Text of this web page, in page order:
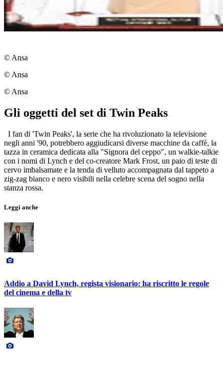
© Ansa
© Ansa
© Ansa
Gli oggetti del set di Twin Peaks
I fan di 'Twin Peaks', la serie che ha rivoluzionato la televisione
negli anni '90, potrebbero aggiudicarsi diverse macchine da caffè, la
tazza in ceramica dedicata alla "Signora del ceppo", un walkie-talkie
con i nomi di Lynch e del co-creatore Mark Frost, un paio di teste di
cervo imbalsamate e la tenda di velluto accompagnata dal tappeto a
zig-zag bianco e nero visibili nella celebre scena del sogno nella
stanza rossa.
Leggi anche
Addio a David Lynch, regista visionario: ha riscritto le regole
del cinema e della tv